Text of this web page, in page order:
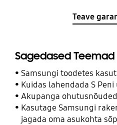
Teave
Sagedased Teemad
Samsungi toodetes
Kuidas lahendada S
Akupanga ohutusnõuded
Kasutage Samsungi
jagada oma asukohta